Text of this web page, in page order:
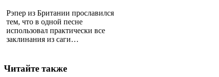
Рэпер из Британии прославился
тем, что в одной песне
использовал практически все
заклинания из саги…
Читайте также